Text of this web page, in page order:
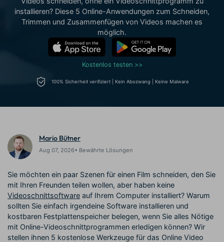
Shop
Text
Soziale Medien
Marketing & Business
Lifestyle & Spaß
Ressourcen
Video-Prompts
Über 100 heiße Video-
Prompts – schnell ähnliche
Videos erstellen
Meisterkurs
Beherrschen Sie
fortgeschrittene
erweitern Sie Ihre
Videobearbeitungs-
Fähigkeiten mit Filmora
Creator
Monetarisierungs-
Programm
Monetarisieren Sie
Ihren Einfluss mit Filmora
Freunde-werben-
Programm
An Freunde empfehlen,
Belohnungen erhalten
Erste Schritte
Erfahren Sie, wie unsere
Kunden Erfolg haben
Schalten Sie Partnerschaften
auf Unternehmensebene frei
KAUFEN
installieren? Diese 5 Online-Anwendungen zum Schneiden,
Trimmen und Zusammenfügen von Videos machen es
möglich.
Kostenlos testen >>
100% Sicherheit verifiziert | Kein Abozwang | Keine Malware
Mario Bütner
Aug 07, 2026• Bewährte Lösungen
Sie möchten ein paar Szenen für einen Film schneiden, den Sie
mit Ihren Freunden teilen wollen, aber haben keine
Videoschnittsoftware auf Ihrem Computer installiert? Warum
sollten Sie einfach irgendeine Software installieren und
kostbaren Festplattenspeicher belegen, wenn Sie alles Nötige
mit Online-Videoschnittprogrammen erledigen können? Wir
stellen ihnen 5 kostenlose Werkzeuge für das Online Video